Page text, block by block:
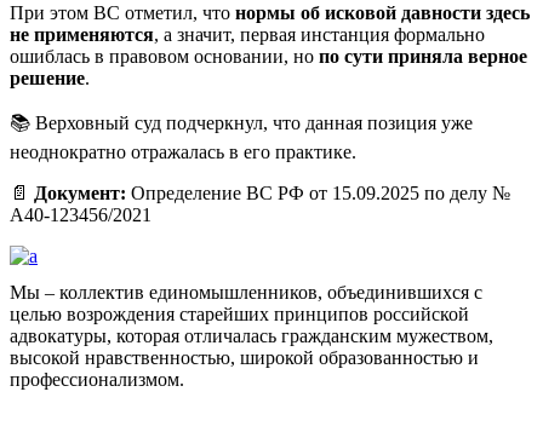
При этом ВС отметил, что нормы об исковой давности здесь
не применяются, а значит, первая инстанция формально
ошиблась в правовом основании, но по сути приняла верное
решение.
📚 Верховный суд подчеркнул, что данная позиция уже
неоднократно отражалась в его практике.
📄
Документ: Определение ВС РФ от 15.09.2025 по делу №
А40-123456/2021
Мы – коллектив единомышленников, объединившихся с
целью возрождения старейших принципов российской
адвокатуры, которая отличалась гражданским мужеством,
высокой нравственностью, широкой образованностью и
профессионализмом.